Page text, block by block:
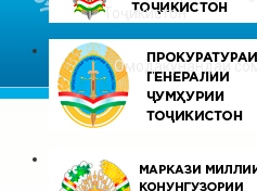
Тоҷикистон
Омодакунандаи